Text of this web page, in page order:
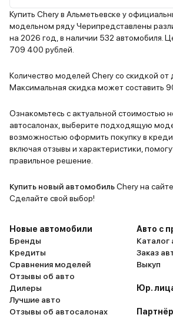
100 км. Из плюсов также стоит
отметить богатую
Есть все необходимые опции:
адаптивный круиз-контроль,
камеры кругового обзора,
панорамная крыша,
Мультимедийная система
работает быстро и без глюков.
целом, Chery Tiggo 9 неплохой
Купить Chery в Альметьевске у
модельном ряду Черипредставлены
на 2026 год, в наличии 532 автомобиля.
709 400 рублей.
Количество моделей Chery со скидкой от
Максимальная скидка может составить
Ознакомьтесь с актуальной стоимостью
автосалонах, выберите подходящую
возможностью оформить покупку в
включая отзывы и характеристики,
правильное решение.
Купить новый автомобильChery на
Сделайте свой выбор!
Новые автомобили
Бренды
Кредиты
Сравнения моделей
Отзывы об авто
Дилеры
Лучшие авто
Отзывы об автосалонах
Авто с
Каталог
Заказ
Выкуп
Юр.